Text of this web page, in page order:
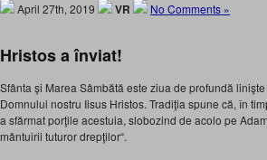
April 27th, 2019 VR No Comments »
Hristos a înviat!
Sfânta şi Marea Sâmbătă este ziua de profundă
Domnului nostru Iisus Hristos. Tradiţia spune că, în
a sfărmat porţile acestuia, slobozind de acolo pe
mântuirii tuturor drepţilor“.